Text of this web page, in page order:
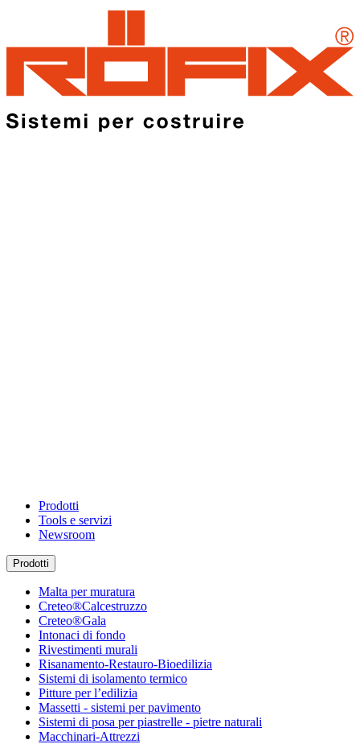
Prodotti
Tools e servizi
Newsroom
Prodotti
Malta per muratura
Creteo®Calcestruzzo
Creteo®Gala
Intonaci di fondo
Rivestimenti murali
Risanamento-Restauro-Bioedilizia
Sistemi di isolamento termico
Pitture per l’edilizia
Massetti - sistemi per pavimento
Sistemi di posa per piastrelle - pietre naturali
Macchinari-Attrezzi